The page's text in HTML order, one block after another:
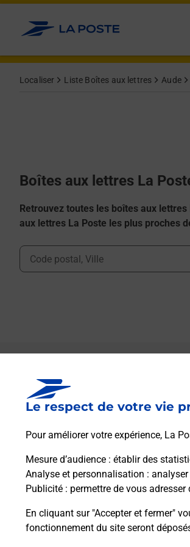
Le respect de votre vie
Pour améliorer votre expérience, La
Mesure d’audience : établir des
Analyse et personnalisation :
Publicité : permettre de vous
En cliquant sur "Accepter et fermer"
fonctionnement du site seront
Allez au contenu
Localiser Liste Boîtes aux lettres Aude
Boîtes aux lettres La
Retrouvez toutes les boîtes aux
aux lettres La Poste les plus proches
Ville, Département, Code Postal
Boîte aux lettres La
Prochaine collecte du courrier
20 Place Du 10 Mai
Itinéraire